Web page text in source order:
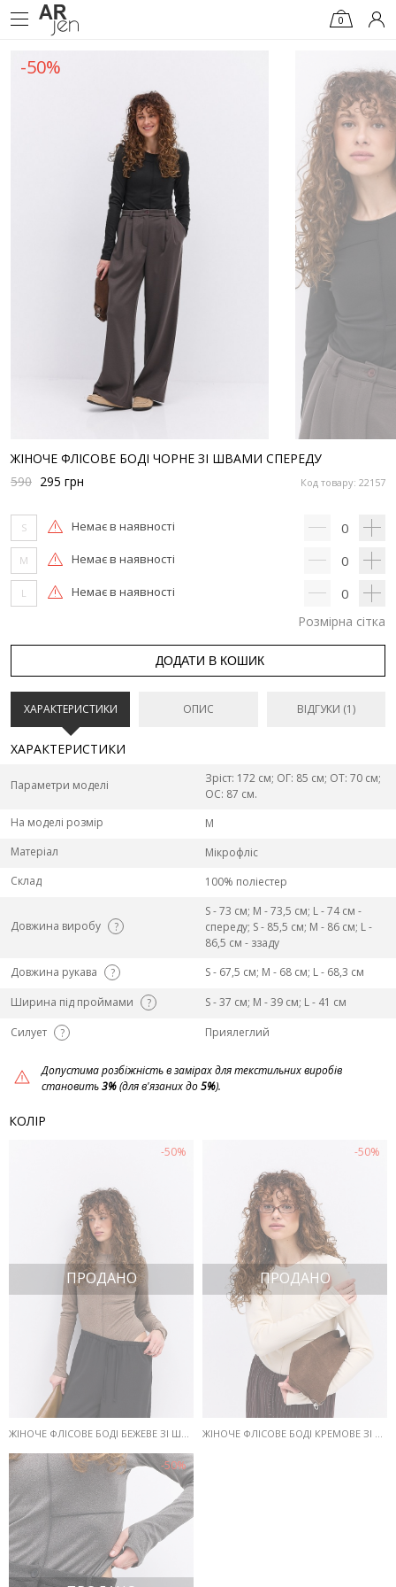
0
-50%
ЖІНОЧЕ ФЛІСОВЕ БОДІ ЧОРНЕ ЗІ ШВАМИ СПЕРЕДУ
Код товару: 22157
590 295 грн
S Немає в наявності 0
M Немає в наявності 0
L Немає в наявності 0
Розмірна сітка
ДОДАТИ В КОШИК
ХАРАКТЕРИСТИКИ ОПИС ВІДГУКИ (1)
ХАРАКТЕРИСТИКИ
Параметри моделі
Зріст: 172 см; ОГ: 85 см; ОТ: 70 см;
ОС: 87 см.
На моделі розмір
M
Матеріал
Мікрофліс
Склад
100% поліестер
Довжина виробу ?
S - 73 см; M - 73,5 см; L - 74 см -
спереду; S - 85,5 см; M - 86 см; L -
86,5 см - ззаду
Довжина рукава
?
S - 67,5 см; M - 68 см; L - 68,3 см
Ширина під проймами
?
S - 37 см; M - 39 см; L - 41 см
Силует
? Приялеглий
Допустима розбіжність в замірах для текстильних виробів
становить3%(для в'язаних до5%).
КОЛІР
-50%
ПРОДАНО
ЖІНОЧЕ ФЛІСОВЕ БОДІ БЕЖЕВЕ ЗІ ШВАМИ СПЕРЕДУ
-50%
ПРОДАНО
ЖІНОЧЕ ФЛІСОВЕ БОДІ КРЕМОВЕ ЗІ ШВАМИ СПЕРЕДУ
-50%